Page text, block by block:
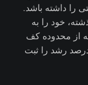
را داشته باشد.
خود را به
از محدوده کف
هفتگی ۲۲.۴ هزار دلار، ۶.۶ درصد رشد را ثبت